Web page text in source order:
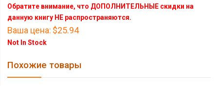
Обратите внимание, что ДОПОЛНИТЕЛЬНЫЕ скидки на
данную книгу НЕ распространяются.
Ваша цена: $25.94
Not In Stock
Похожие товары